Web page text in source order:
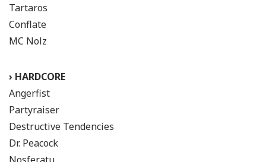
Tartaros
Conflate
MC Nolz
› HARDCORE
Angerfist
Partyraiser
Destructive Tendencies
Dr. Peacock
Nosferatu